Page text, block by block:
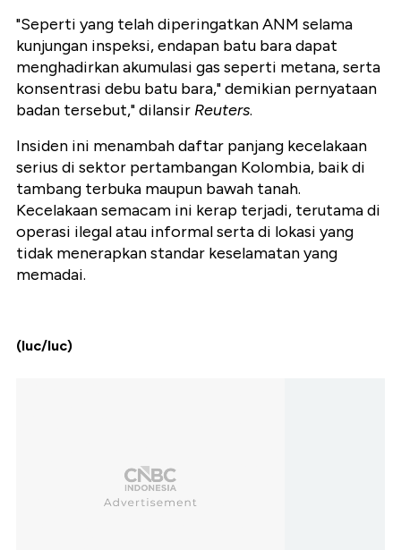
"Seperti yang telah diperingatkan ANM selama
kunjungan inspeksi, endapan batu bara dapat
menghadirkan akumulasi gas seperti metana, serta
konsentrasi debu batu bara," demikian pernyataan
badan tersebut," dilansir Reuters.
Insiden ini menambah daftar panjang kecelakaan
serius di sektor pertambangan Kolombia, baik di
tambang terbuka maupun bawah tanah.
Kecelakaan semacam ini kerap terjadi, terutama di
operasi ilegal atau informal serta di lokasi yang
tidak menerapkan standar keselamatan yang
memadai.
(luc/luc)